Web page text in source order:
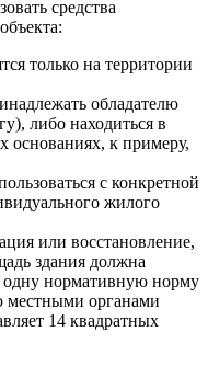
средства
только на территории
обладателю
либо находиться в
основаниях, к примеру,
с конкретной
жилого
или восстановление,
здания должна
одну нормативную норму
органами
14 квадратных